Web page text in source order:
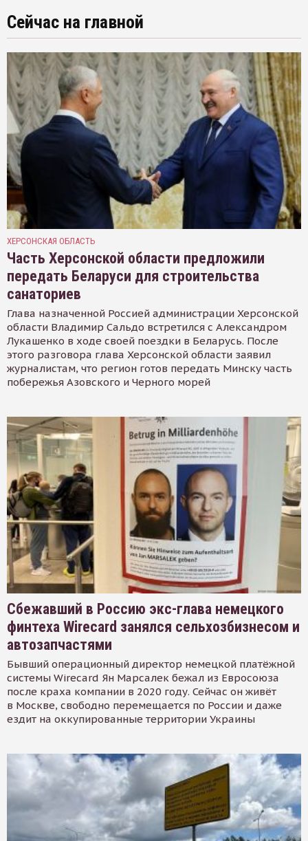
Сейчас на главной
ХЕРСОНСКАЯ ОБЛАСТЬ
Часть Херсонской области предложили
передать Беларуси для строительства
санаториев
Глава назначенной Россией администрации Херсонской
области Владимир Сальдо встретился с Александром
Лукашенко в ходе своей поездки в Беларусь. После
этого разговора глава Херсонской области заявил
журналистам, что регион готов передать Минску часть
побережья Азовского и Черного морей
Сбежавший в Россию экс-глава немецкого
финтеха Wirecard занялся сельхозбизнесом и
автозапчастями
Бывший операционный директор немецкой платёжной
системы Wirecard Ян Марсалек бежал из Евросоюза
после краха компании в 2020 году. Сейчас он живёт
в Москве, свободно перемещается по России и даже
ездит на оккупированные территории Украины